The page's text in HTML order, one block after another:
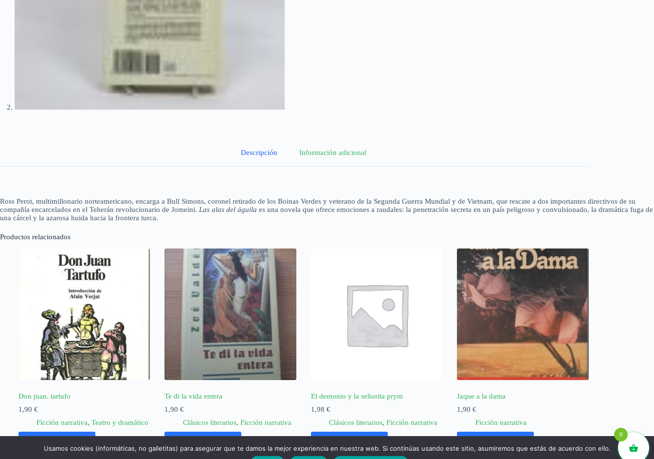
Descripción Información adicional
Ross Perot, multimillonario norteamericano, encarga a Bull Simons, coronel retirado de los Boinas Verdes y veterano de la Segunda Guerra Mundial y de Vietnam, que rescate a dos importantes directivos de su
compañía encarcelados en el Teherán revolucionario de Jomeini. Las alas del águila es una novela que ofrece emociones a raudales: la penetración secreta en un país peligroso y convulsionado, la dramática fuga de
una cárcel y la azarosa huida hacia la frontera turca.
Productos relacionados
Don juan. tartufo
1,90 €
Ficción narrativa, Teatro y dramático
Te di la vida entera
1,90€
Clásicos literarios, Ficción narrativa
El demonio y la señorita prym
1,98 €
Clásicos literarios,Ficción narrativa
Jaque a la dama
1,90€
Ficción narrativa
0
Usamos cookies (informáticas, no galletitas) para asegurar que te damos la mejor experiencia en nuestra web. Si continúas usando este sitio, asumiremos que estás de acuerdo con ello.